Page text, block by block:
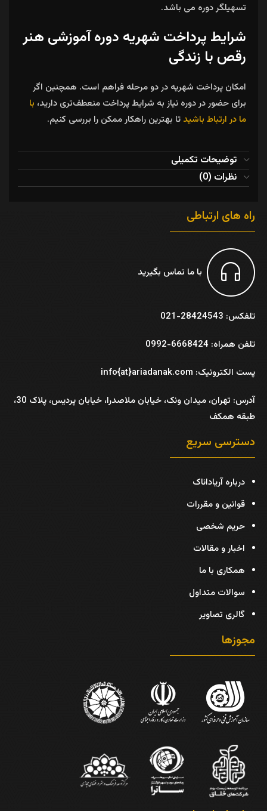
تسهیلگر دوره می باشد.
شرایط پرداخت شهریه دوره آموزشی هنر
رقص با زندگی
امکان پرداخت شهریه در دو مرحله فراهم است. همچنین اگر
برای حضور در دوره نیاز به شرایط پرداخت منعطف‌تری دارید، با
ما در ارتباط باشید تا بهترین راهکار ممکن را بررسی کنیم.
توضیحات تکمیلی
نظرات (0)
راه های ارتباطی
با ما تماس بگیرید
تلفکس: 28424543-021
تلفن همراه: 6668424-0992
پست الکترونیک: info{at}ariadanak.com
آدرس:
تهران، میدان ونک، خیابان ملاصدرا، خیابان پردیس، پلاک 30،
طبقه همکف
دسترسی سریع
درباره آریاداناک
قوانین و مقررات
حریم شخصی
اخبار و مقالات
همکاری با ما
سوالات متداول
گالری تصاویر
مجوزها